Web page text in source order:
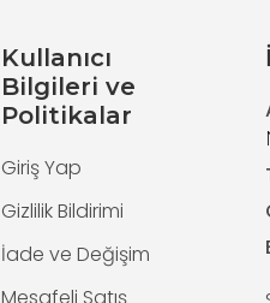
Kullanıcı
Bilgileri ve
Politikalar
Giriş Yap
Gizlilik Bildirimi
İade ve Değişim